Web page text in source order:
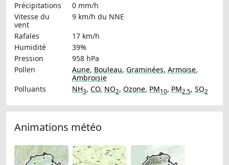
Précipitations
0 mm/h
Vitesse du
vent
9 km/h du NNE
Rafales
17 km/h
Humidité
39%
Pression
958 hPa
Pollen
Aune, Bouleau, Graminées, Armoise,
Ambroisie
Polluants
NH3, CO, NO2, Ozone, PM10, PM2.5, SO2
Animations météo